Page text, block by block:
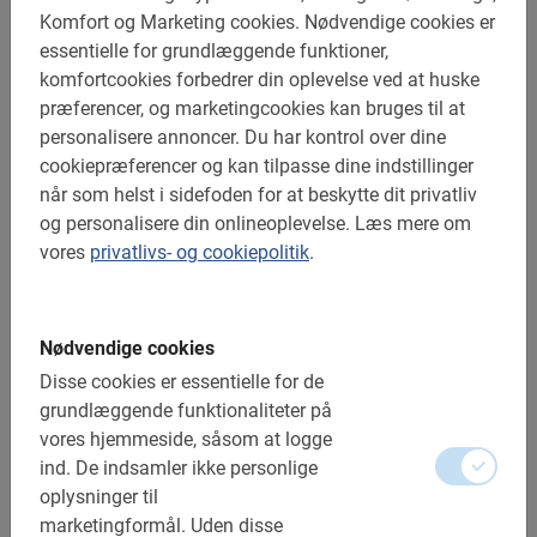
Komfort og Marketing cookies. Nødvendige cookies er
essentielle for grundlæggende funktioner,
komfortcookies forbedrer din oplevelse ved at huske
præferencer, og marketingcookies kan bruges til at
personalisere annoncer. Du har kontrol over dine
cookiepræferencer og kan tilpasse dine indstillinger
når som helst i sidefoden for at beskytte dit privatliv
og personalisere din onlineoplevelse. Læs mere om
vores privatlivs- og cookiepolitik.
Nødvendige cookies
Disse cookies er essentielle for de
grundlæggende funktionaliteter på
vores hjemmeside, såsom at logge
ind. De indsamler ikke personlige
oplysninger til
marketingformål. Uden disse
Denne tekst er en automatisk genereret oversættelse, som
fungerer som en guide til at forstå den officielle spanske
version. Den spanske version er førende.
Español
CITYTOURS & DREAMS S.L.,
responsable de este site web,
pone a disposición de los usuarios de Internet el presente
documento, cuya finalidad es cumplir las obligaciones
(LSSICE)y demás normativa aplicable, así como
proporcionar información sobre las condiciones de uso.
IDENTIFIKATIONSOPLYSNINGER
I overensstemmelse med den informationspligt, der er
fastsat iart. 10 LSSICE
, a continuación, se facilitan los
datos necesarios del titular de la página web: